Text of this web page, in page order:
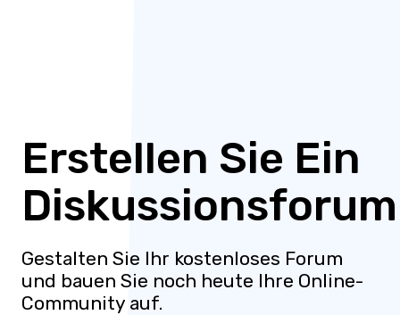
Erstellen Sie Ein
Gestalten Sie Ihr kostenloses Forum
und bauen Sie noch heute Ihre Online-
Community auf.